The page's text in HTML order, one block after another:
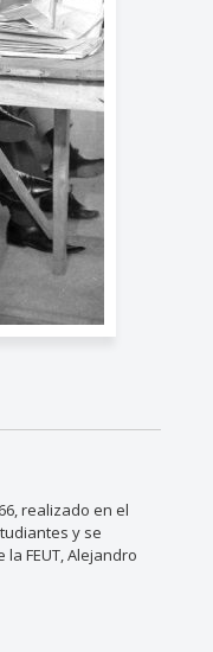
realizado en el
y se
FEUT, Alejandro